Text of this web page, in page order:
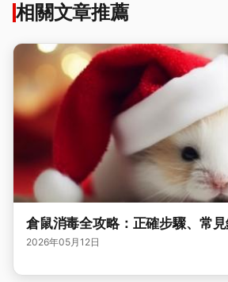
相關文章推薦
倉鼠消毒全攻略：正確步驟、常
2026年05月12日